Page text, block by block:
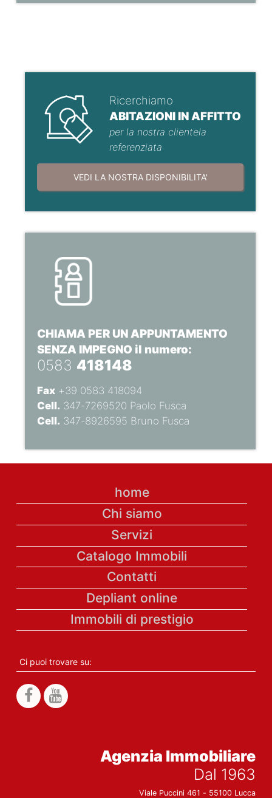
Ricerchiamo
ABITAZIONI IN AFFITTO
per la nostra clientela
referenziata
VEDI LA NOSTRA DISPONIBILITA'
CHIAMA PER UN APPUNTAMENTO
SENZA IMPEGNO il numero:
0583 418148
Fax+39 0583 418094
Cell. 347-7269520 Paolo Fusca
Cell. 347-8926595 Bruno Fusca
home
Chi siamo
Servizi
Catalogo Immobili
Contatti
Depliant online
Immobili di prestigio
Ci puoi trovare su:
Agenzia Immobiliare
Dal 1963
Viale Puccini 461 - 55100 Lucca